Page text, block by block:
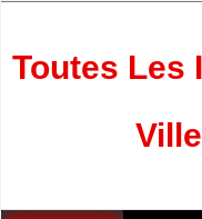
Toutes Les